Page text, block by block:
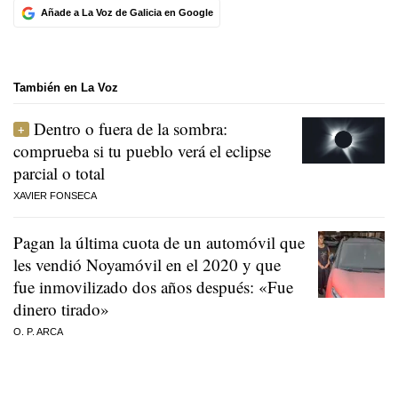
Añade a La Voz de Galicia en Google
También en La Voz
Dentro o fuera de la sombra:
comprueba si tu pueblo verá el eclipse
parcial o total
XAVIER FONSECA
Pagan la última cuota de un automóvil que
les vendió Noyamóvil en el 2020 y que
fue inmovilizado dos años después: «Fue
dinero tirado»
O. P. ARCA